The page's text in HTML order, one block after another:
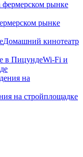
рынке
Домашний кинотеатр
Wi-Fi и
на стройплощадке